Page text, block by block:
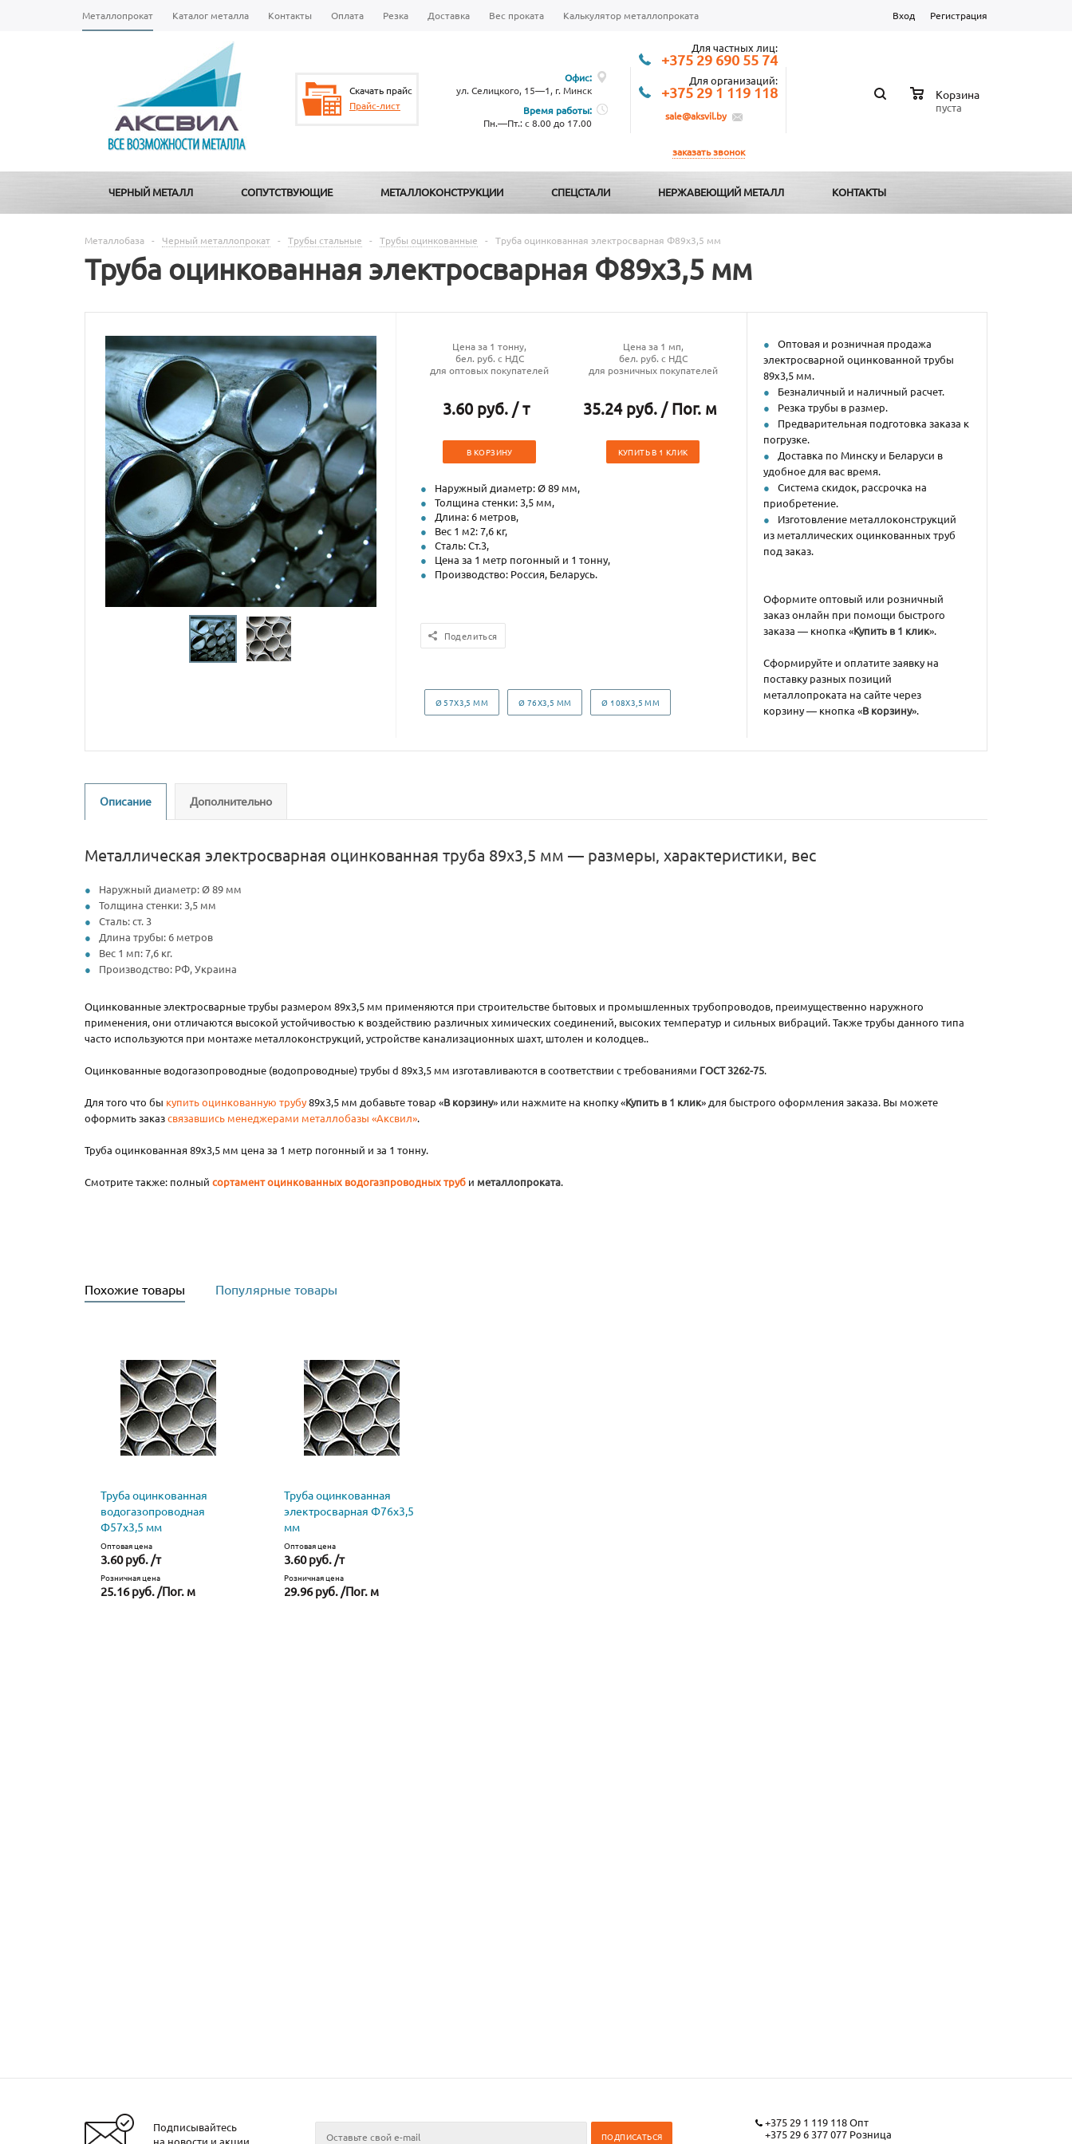
Металлопрокат Каталог металла Контакты Оплата Резка Доставка Вес проката Калькулятор металлопроката Вход Регистрация
Скачать прайс
Прайс-лист
Офис:
ул. Селицкого, 15—1, г. Минск
Время работы:
Пн.—Пт.: с 8.00 до 17.00
Для частных лиц:
+375 29 690 55 74
Для организаций:
+375 29 1 119 118
sale@aksvil.by
заказать звонок
Корзина
пуста
ЧЕРНЫЙ МЕТАЛЛ СОПУТСТВУЮЩИЕ МЕТАЛЛОКОНСТРУКЦИИ СПЕЦСТАЛИ НЕРЖАВЕЮЩИЙ МЕТАЛЛ КОНТАКТЫ
Металлобаза - Черный металлопрокат - Трубы стальные - Трубы оцинкованные - Труба оцинкованная электросварная Ф89х3,5 мм
Труба оцинкованная электросварная Ф89х3,5 мм
Цена за 1 тонну,
бел. руб. с НДС
для оптовых покупателей
3.60 руб. / т
Цена за 1 мп,
бел. руб. с НДС
для розничных покупателей
35.24 руб. / Пог. м
В КОРЗИНУ КУПИТЬ В 1 КЛИК
Наружный диаметр: Ø 89 мм,
Толщина стенки: 3,5 мм,
Длина: 6 метров,
Вес 1 м2: 7,6 кг,
Сталь: Ст.3,
Цена за 1 метр погонный и 1 тонну,
Производство: Россия, Беларусь.
Поделиться
Ø 57Х3,5 ММ Ø 76Х3,5 ММ Ø 108Х3,5 ММ
Оптовая и розничная продажа
электросварной оцинкованной трубы
89х3,5 мм.
Безналичный и наличный расчет.
Резка трубы в размер.
Предварительная подготовка заказа к
погрузке.
Доставка по Минску и Беларуси в
удобное для вас время.
Система скидок, рассрочка на
приобретение.
Изготовление металлоконструкций
из металлических оцинкованных труб
под заказ.
Оформите оптовый или розничный
заказ онлайн при помощи быстрого
заказа — кнопка «Купить в 1 клик».
Сформируйте и оплатите заявку на
поставку разных позиций
металлопроката на сайте через
корзину — кнопка «В корзину».
Описание Дополнительно
Металлическая электросварная оцинкованная труба 89х3,5 мм — размеры, характеристики, вес
Наружный диаметр: Ø 89 мм
Толщина стенки: 3,5 мм
Сталь: ст. 3
Длина трубы: 6 метров
Вес 1 мп: 7,6 кг.
Производство: РФ, Украина
Оцинкованные электросварные трубы размером 89х3,5 мм применяются при строительстве бытовых и промышленных трубопроводов, преимущественно наружного
применения, они отличаются высокой устойчивостью к воздействию различных химических соединений, высоких температур и сильных вибраций. Также трубы данного типа
часто используются при монтаже металлоконструкций, устройстве канализационных шахт, штолен и колодцев..
Оцинкованные водогазопроводные (водопроводные) трубы d 89х3,5 мм изготавливаются в соответствии с требованиями ГОСТ 3262-75.
Для того что бы купить оцинкованную трубу89х3,5 мм добавьте товар «В корзину» или нажмите на кнопку «Купить в 1 клик» для быстрого оформления заказа. Вы можете
оформить заказсвязавшись менеджерами металлобазы «Аксвил».
Труба оцинкованная 89х3,5 мм цена за 1 метр погонный и за 1 тонну.
Смотрите также: полный сортамент оцинкованных водогазпроводных труб и металлопроката.
Похожие товары Популярные товары
Труба оцинкованная
водогазопроводная
Ф57х3,5 мм
Оптовая цена
3.60 руб. /т
Розничная цена
25.16 руб. /Пог. м
Труба оцинкованная
электросварная Ф76х3,5
мм
Оптовая цена
3.60 руб. /т
Розничная цена
29.96 руб. /Пог. м
Подписывайтесь
на новости и акции
+375 29 1 119 118Опт
+375 29 6 377 077Розница